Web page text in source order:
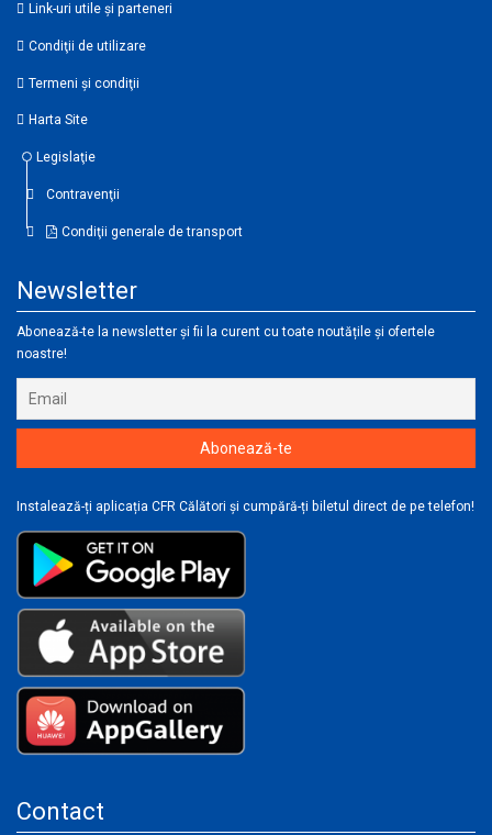
Link-uri utile şi parteneri
Condiţii de utilizare
Termeni şi condiţii
Harta Site
Legislaţie
Contravenţii
Condiţii generale de transport
Newsletter
Abonează-te la newsletter și fii la curent cu toate noutățile și ofertele
noastre!
Instalează-ți aplicația CFR Călători și cumpără-ți biletul direct de pe telefon!
Contact